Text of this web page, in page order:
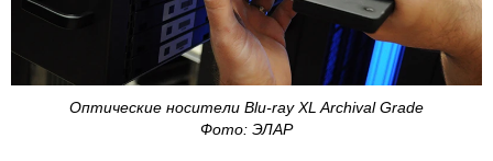
Оптические носители Blu-ray XL Archival Grade
Фото: ЭЛАР